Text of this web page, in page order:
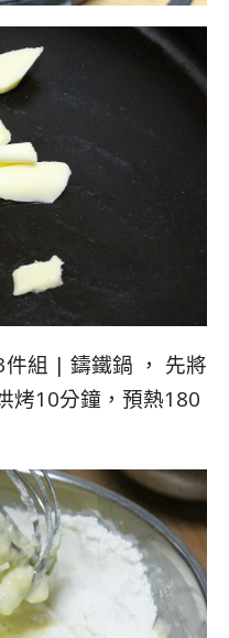
組 | 鑄鐵鍋 ， 先將
烤10分鐘，預熱180